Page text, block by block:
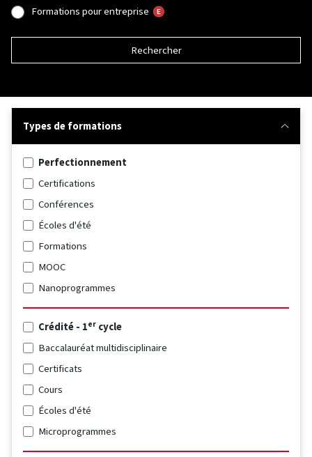
Formations pour entreprise
Rechercher
Types de formations
Perfectionnement
Certifications
Conférences
Écoles d'été
Formations
MOOC
Nanoprogrammes
Crédité - 1er cycle
Baccalauréat multidisciplinaire
Certificats
Cours
Écoles d'été
Microprogrammes